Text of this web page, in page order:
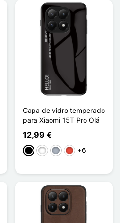
Capa de vidro temperado
para Xiaomi 15T Pro Olá
12,99 €
PretoBrancoCinzento
Vermelho
+6